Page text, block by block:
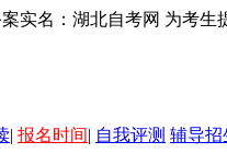
实名：湖北自考网 为考生
| 报名时间| 自我评测 辅导招